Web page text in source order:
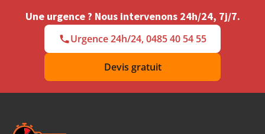
Une urgence ? Nous intervenons 24h/24, 7j/7.
Urgence 24h/24, 0485 40 54 55
Devis gratuit